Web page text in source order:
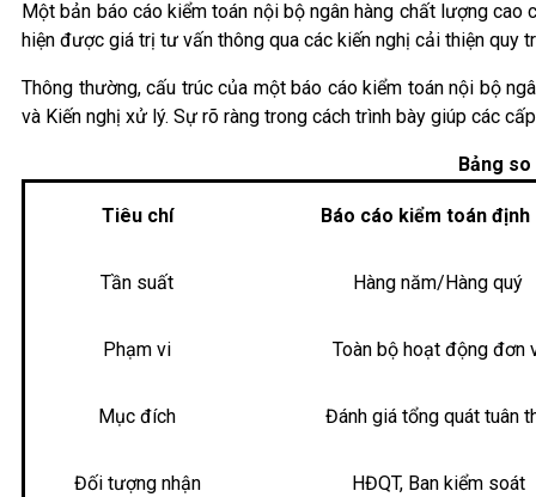
Một bản báo cáo kiểm toán nội bộ ngân hàng chất lượng
hiện được giá trị tư vấn thông qua các kiến nghị cải thiện quy
Thông thường, cấu trúc của một báo cáo kiểm toán nội bộ
và Kiến nghị xử lý. Sự rõ ràng trong cách trình bày giúp các
Bảng
Tiêu chí Báo cáo kiểm toán định
Tần suất Hàng năm/Hàng quý
Phạm vi Toàn bộ hoạt động đơn
Mục đích Đánh giá tổng quát tuân
Đối tượng nhận HĐQT, Ban kiểm soát